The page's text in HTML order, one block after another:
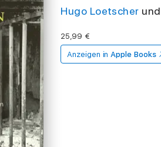
Hugo Loetscher
25,99 €
Anzeigen in Apple Books